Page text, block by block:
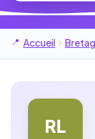
Accueil
RL